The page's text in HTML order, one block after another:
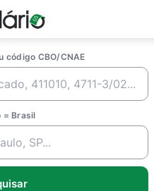
código CBO/CNAE
= Brasil